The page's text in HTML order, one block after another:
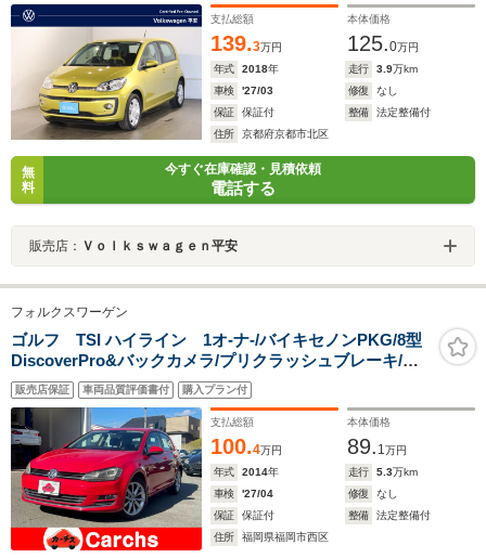
支払総額
139.3万円
本体価格
125.0万円
年式
2018年 走行 3.9万km
車検
'27/03 修復
なし
保証
保証付 整備
法定整備付
住所
京都府京都市北区
無
料
今すぐ在庫確認・見積依頼
電話する
販売店： Ｖｏｌｋｓｗａｇｅｎ平安
フォルクスワーゲン
ゴルフ TSI ハイライン 1オ-ナ-/バイキセノンPKG/8型
DiscoverPro&バックカメラ/プリクラッシュブレーキ/ア
ダプティブクルーズ/ETC付/アルカンターラコンビシート/
パドルシフト付革巻ステアリング/17インチアルミ
販売店保証 車両品質評価書付 購入プラン付
支払総額
100.4万円
本体価格
89. 1万円
年式
2014年 走行 5.3万km
車検
'27/04 修復
なし
保証
保証付 整備
法定整備付
住所
福岡県福岡市西区